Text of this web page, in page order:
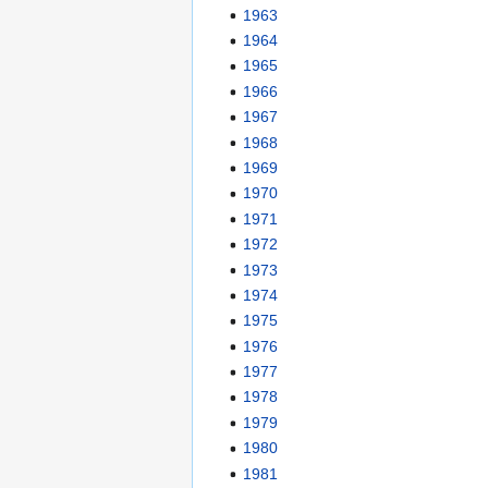
1963
1964
1965
1966
1967
1968
1969
1970
1971
1972
1973
1974
1975
1976
1977
1978
1979
1980
1981